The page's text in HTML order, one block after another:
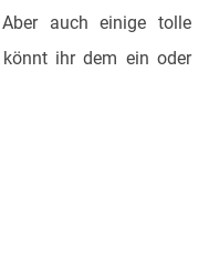
Aber auch einige tolle
ihr dem ein oder